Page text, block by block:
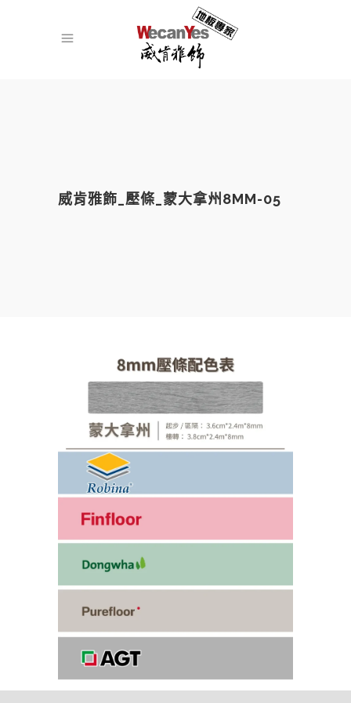
威肯雅飾_壓條_蒙大拿州8MM-05